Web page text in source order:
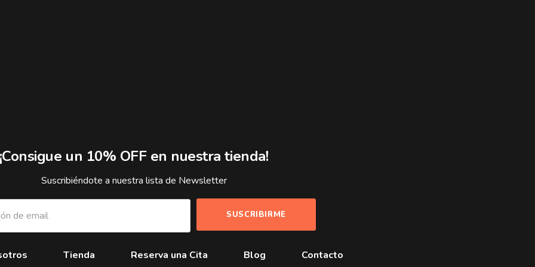
¡Consigue un 10% OFF en nuestra tienda!
Suscribiéndote a nuestra lista de Newsletter
Tienda Reserva una Cita Blog Contacto